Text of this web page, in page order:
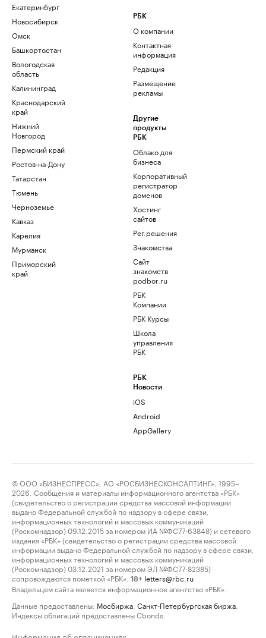
Екатеринбург
Новосибирск
Омск
Башкортостан
Вологодская
область
Калининград
Краснодарский
край
Нижний
Новгород
Пермский край
Ростов-на-Дону
Татарстан
Тюмень
Черноземье
Кавказ
Карелия
Мурманск
Приморский
край
РБК
О компании
Контактная
информация
Редакция
Размещение
рекламы
Другие
продукты
РБК
Облако для
бизнеса
Корпоративный
регистратор
доменов
Хостинг
сайтов
Рег.решения
Знакомства
Сайт
знакомств
podbor.ru
РБК
Компании
РБК Курсы
Школа
управления
РБК
РБК
Новости
iOS
Android
AppGallery
© ООО «БИЗНЕСПРЕСС», АО «РОСБИЗНЕСКОНСАЛТИНГ», 1995–
2026. Сообщения и материалы информационного агентства «РБК»
(свидетельство о регистрации средства массовой информации
выдано Федеральной службой по надзору в сфере связи,
информационных технологий и массовых коммуникаций
(Роскомнадзор) 09.12.2015 за номером ИА №ФС77-63848) и сетевого
издания «РБК» (свидетельство о регистрации средства массовой
информации выдано Федеральной службой по надзору в сфере связи,
информационных технологий и массовых коммуникаций
(Роскомнадзор) 03.12.2021 за номером ЭЛ №ФС77-82385)
сопровождаются пометкой «РБК».
18+ letters@rbc.ru
Владельцем сайта является информационное агентство «РБК».
Данные предоставлены: Мосбиржа Санкт-Петербургская биржа
Индексы облигаций предоставлены Cbonds.